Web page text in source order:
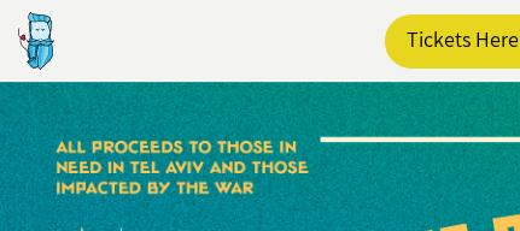
Tickets Here
הפרופיל שלי